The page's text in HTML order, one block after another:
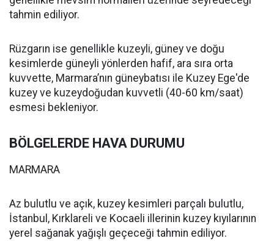
tahmin ediliyor.
Rüzgarın ise genellikle kuzeyli, güney ve doğu
kesimlerde güneyli yönlerden hafif, ara sıra orta
kuvvette, Marmara’nın güneybatısı ile Kuzey Ege'de
kuzey ve kuzeydoğudan kuvvetli (40-60 km/saat)
esmesi bekleniyor.
BÖLGELERDE HAVA DURUMU
MARMARA
Az bulutlu ve açık, kuzey kesimleri parçalı bulutlu,
İstanbul, Kırklareli ve Kocaeli illerinin kuzey kıyılarının
yerel sağanak yağışlı geçeceği tahmin ediliyor.